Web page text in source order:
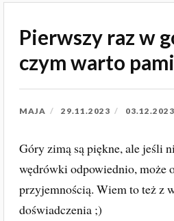
Pierwszy raz w
czym warto
MAJA 29.11.2023 03.12.2023
Góry zimą są piękne, ale jeśli
wędrówki odpowiednio, może
przyjemnością. Wiem to też z
doświadczenia ;)